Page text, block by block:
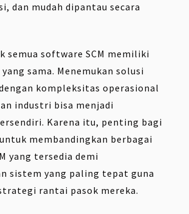
dan mudah dipantau secara
semua software SCM memiliki
sama. Menemukan solusi
kompleksitas operasional
industri bisa menjadi
Karena itu, penting bagi
membandingkan berbagai
yang tersedia demi
sistem yang paling tepat guna
rantai pasok mereka.